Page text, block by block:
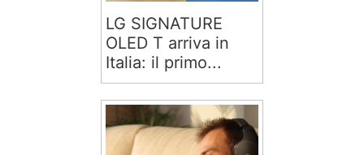
LG SIGNATURE
OLED T arriva in
Italia: il primo...